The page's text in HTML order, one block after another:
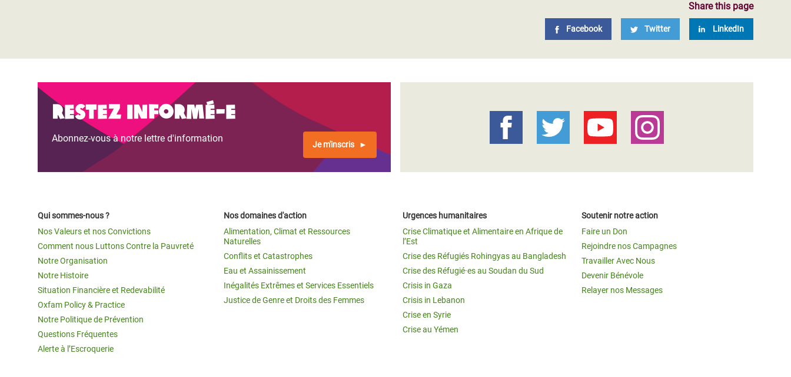
Share this page
Facebook Twitter LinkedIn
Restez informé-e
Abonnez-vous à notre lettre d'information
Je m'inscris
Qui sommes-nous ?
Nos Valeurs et nos Convictions
Comment nous Luttons Contre la Pauvreté
Notre Organisation
Notre Histoire
Situation Financière et Redevabilité
Oxfam Policy & Practice
Notre Politique de Prévention
Questions Fréquentes
Alerte à l’Escroquerie
Nos domaines d'action
Alimentation, Climat et Ressources
Naturelles
Conflits et Catastrophes
Eau et Assainissement
Inégalités Extrêmes et Services Essentiels
Justice de Genre et Droits des Femmes
Urgences humanitaires
Crise Climatique et Alimentaire en Afrique de
l’Est
Crise des Réfugiés Rohingyas au Bangladesh
Crise des Réfugié·es au Soudan du Sud
Crisis in Gaza
Crisis in Lebanon
Crise en Syrie
Crise au Yémen
Soutenir notre action
Faire un Don
Rejoindre nos Campagnes
Travailler Avec Nous
Devenir Bénévole
Relayer nos Messages